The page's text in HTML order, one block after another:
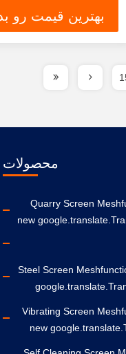
بهترین قیمت رو
محصولات
Quarry Screen
new
Steel Screen
Vibrating Screen
new